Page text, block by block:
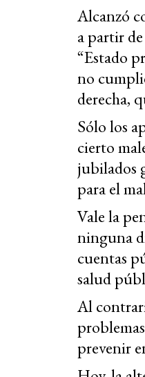
Alcanzó
a partir
“Estado
no
derecha,
Sólo los
cierto
jubilados
para el
Vale la
ninguna
cuentas
salud
Al
prevenir